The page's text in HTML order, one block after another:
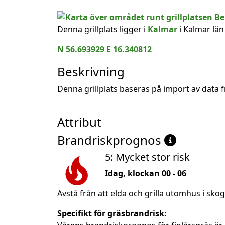
Denna grillplats ligger i Kalmar i Kalmar län
N 56.693929 E 16.340812
Beskrivning
Denna grillplats baseras på import av data
Attribut
Brandriskprognos
5: Mycket stor risk
Idag, klockan 00 - 06
Avstå från att elda och grilla utomhus i
Specifikt för gräsbrandrisk: